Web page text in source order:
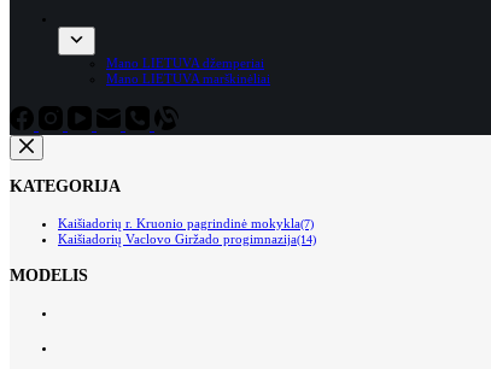
Mano LIETUVA džemperiai
Mano LIETUVA marškinėliai
KATEGORIJA
Kaišiadorių r. Kruonio pagrindinė mokykla(7)
Kaišiadorių Vaclovo Giržado progimnazija(14)
MODELIS